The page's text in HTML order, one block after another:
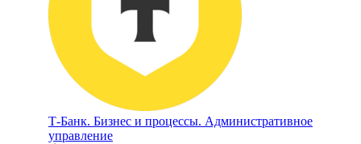
Т-Банк. Бизнес и процессы. Административное
управление